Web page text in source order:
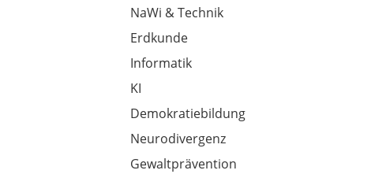
NaWi & Technik
Erdkunde
Informatik
KI
Demokratiebildung
Neurodivergenz
Gewaltprävention